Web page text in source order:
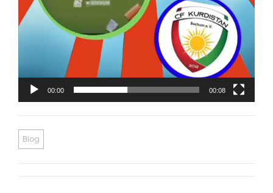
00:00 00:08
Blog